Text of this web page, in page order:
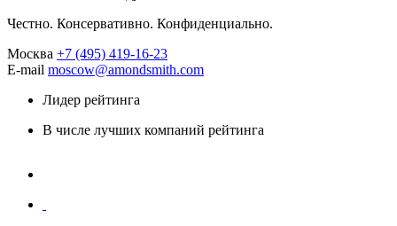
Честно. Консервативно. Конфиденциально.
Москва +7 (495) 419-16-23
E-mail moscow@amondsmith.com
Лидер рейтинга
В числе лучших компаний рейтинга